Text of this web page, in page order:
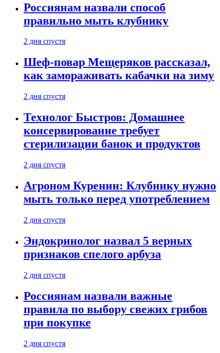
Россиянам назвали способ
правильно мыть клубнику
2 дня спустя
Шеф-повар Мещеряков рассказал,
как замораживать кабачки на зиму
2 дня спустя
Технолог Быстров: Домашнее
консервирование требует
стерилизации банок и продуктов
2 дня спустя
Агроном Куренин: Клубнику нужно
мыть только перед употреблением
2 дня спустя
Эндокринолог назвал 5 верных
признаков спелого арбуза
2 дня спустя
Россиянам назвали важные
правила по выбору свежих грибов
при покупке
2 дня спустя